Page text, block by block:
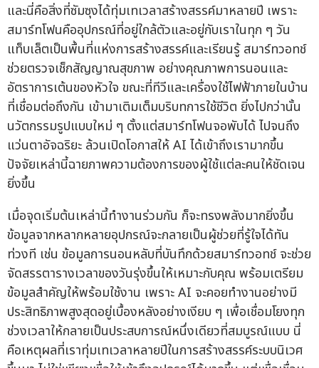
และนี่คือสิ่งที่ซัมซุงได้ทุ่มเทเวลาสร้างสรรค์มาหลายปี เพราะ
สมาร์ทโฟนคืออุปกรณ์ที่อยู่ใกล้ตัวและอยู่กับเราในทุก ๆ วัน
แท็บเล็ตเป็นพื้นที่แห่งการสร้างสรรค์และเรียนรู้ สมาร์ทวอทช์
ช่วยตรวจเช็กสัญญาณสุขภาพ อย่างคุณภาพการนอนและ
อัตราการเต้นของหัวใจ ขณะที่ทีวีและเครื่องใช้ไฟฟ้าภายในบ้าน
ที่เชื่อมต่อถึงกัน เข้ามาเติมเต็มบริบทการใช้ชีวิต ยิ่งไปกว่านั้น
นวัตกรรมรูปแบบใหม่ ๆ ตั้งแต่สมาร์ทโฟนจอพับได้ ไปจนถึง
แว่นตาอัจฉริยะ ล้วนเปิดโอกาสให้ AI ได้เข้าถึงเรามากขึ้น
ปัจจัยเหล่านี้ฉายภาพความต้องการของผู้ใช้แต่ละคนให้ชัดเจน
ยิ่งขึ้น
เมื่อจุดเริ่มต้นเหล่านี้ทำงานร่วมกัน ก็จะทรงพลังมากยิ่งขึ้น
ข้อมูลจากหลากหลายอุปกรณ์จะกลายเป็นผู้ช่วยที่รู้ใจได้ทัน
ท่วงที เช่น ข้อมูลการนอนหลับที่บันทึกด้วยสมาร์ทวอทช์ จะช่วย
จัดสรรตารางเวลาของวันรุ่งขึ้นให้เหมาะกับคุณ พร้อมเตรียม
ข้อมูลสำคัญให้พร้อมใช้งาน เพราะ AI จะคอยทำงานอย่างมี
ประสิทธิภาพสูงสุดอยู่เบื้องหลังอย่างเงียบ ๆ เพื่อเชื่อมโยงทุก
ช่วงเวลาให้กลายเป็นประสบการณ์หนึ่งเดียวที่สมบูรณ์แบบ นี่
คือเหตุผลที่เราทุ่มเทเวลาหลายปีในการสร้างสรรค์ระบบนิเวศ